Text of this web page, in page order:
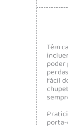
Têm
poder
fácil